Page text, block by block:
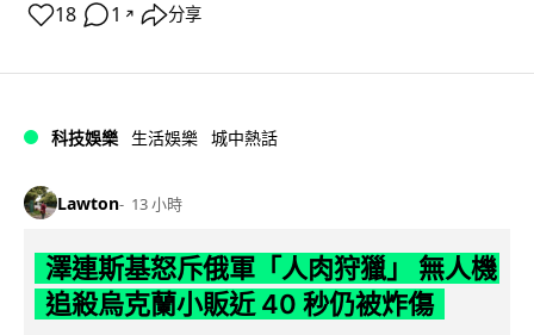
18 1 ↗ 分享
科技娛樂 生活娛樂 城中熱話
Lawton 13 小時
澤連斯基怒斥俄軍「人肉狩獵」 無人機
追殺烏克蘭小販近 40 秒仍被炸傷